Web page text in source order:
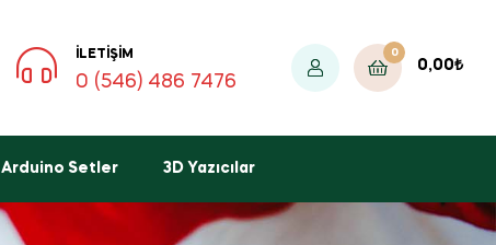
İLETIŞIM
0 (546) 486 7476
0
0,00₺
Arduino Setler 3D Yazıcılar